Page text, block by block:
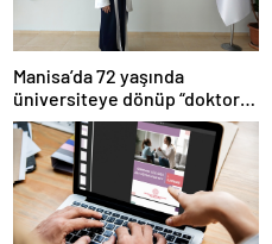
Manisa’da 72 yaşında
üniversiteye dönüp “doktor”
ünvanı aldı